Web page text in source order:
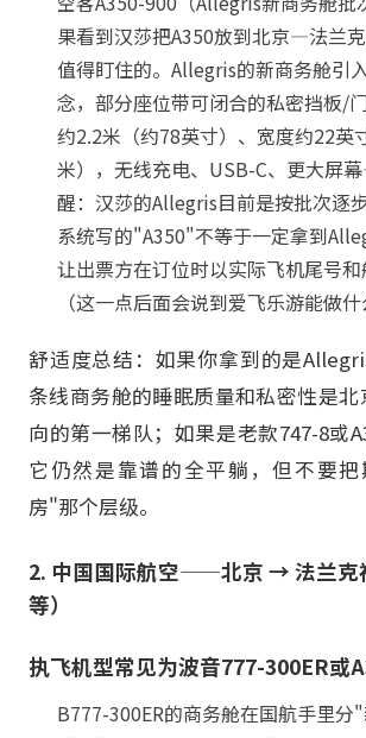
果看到汉莎把A350放到北京—法兰
值得盯住的。Allegris的新商务舱引
念，部分座位带可闭合的私密挡板/
约2.2米（约78英寸）、宽度约22英
米），无线充电、USB-C、更大屏
醒：汉莎的Allegris目前是按批次逐
系统写的"A350"不等于一定拿到
让出票方在订位时以实际飞机尾号
（这一点后面会说到爱飞乐游能做什
舒适度总结：如果你拿到的是
条线商务舱的睡眠质量和私密性是
向的第一梯队；如果是老款747-8或
它仍然是靠谱的全平躺，但不要
房"那个层级。
2. 中国国际航空——北京 → 法兰克
等）
执飞机型常见为波音777-300ER或
B777-300ER的商务舱在国航手里分